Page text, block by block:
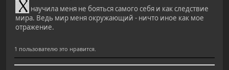
научила меня не бояться самого себя и как следствие
мира. Ведь мир меня окружающий - ничто иное как мое
отражение.
1 пользователю это нравится.